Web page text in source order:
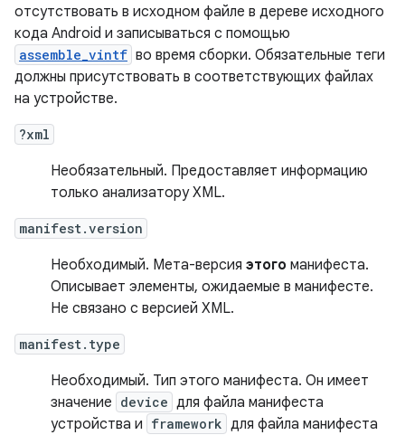
отсутствовать в исходном файле в дереве исходного
кода Android и записываться с помощью
assemble_vintf во время сборки. Обязательные теги
должны присутствовать в соответствующих файлах
на устройстве.
?xml
Необязательный. Предоставляет информацию
только анализатору XML.
manifest.version
Необходимый. Мета-версия этого манифеста.
Описывает элементы, ожидаемые в манифесте.
Не связано с версией XML.
manifest.type
Необходимый. Тип этого манифеста. Он имеет
значение device для файла манифеста
устройства и framework для файла манифеста